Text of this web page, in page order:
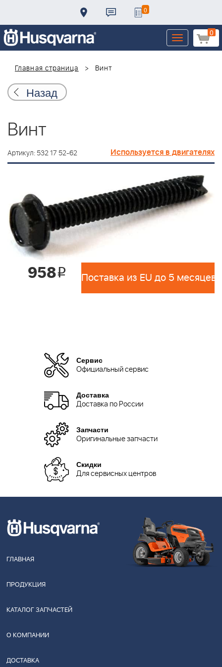
0
0
Toggle
navigation
Главная страница
Винт
Назад
Винт
Артикул: 532 17 52-62 Используется в двигателях
958i Поставка из EU до 5 месяцев
Сервис
Официальный сервис
Доставка
Доставка по России
Запчасти
Оригинальные запчасти
Скидки
Для сервисных центров
ГЛАВНАЯ
ПРОДУКЦИЯ
КАТАЛОГ ЗАПЧАСТЕЙ
О КОМПАНИИ
ДОСТАВКА